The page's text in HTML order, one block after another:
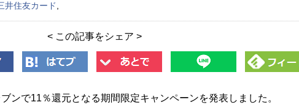
井住友カード
< この記事をシェア >
ンで11％還元となる期間限定キャンペーンを発表しました。